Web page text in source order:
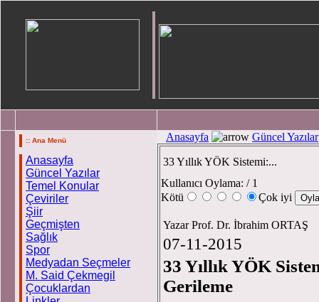
:: Ana Menü
Anasayfa
Güncel Yazılar
Temel Konular
Çeviriler
Şiir
Geçmişten
Sağlık
Spor
Medyadan Seçmeler
M. Said Çekmegil
Çocuklardan
Anasayfa Güncel Yazılar
33 Yıllık YÖK Sistemi:...
Kullanıcı Oylama: / 1
Kötü
Çok iyi
Yazar Prof. Dr. İbrahim ORTAŞ
07-11-2015
33 Yıllık YÖK
Gerileme